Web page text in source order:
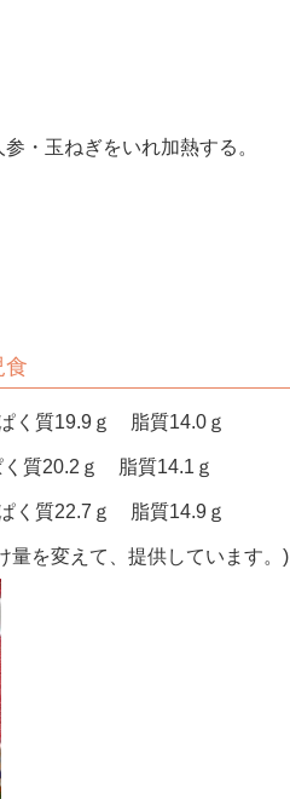
・玉ねぎをいれ加熱する。
食
く質19.9ｇ 脂質14.0ｇ
質20.2ｇ 脂質14.1ｇ
く質22.7ｇ 脂質14.9ｇ
量を変えて、提供しています。)